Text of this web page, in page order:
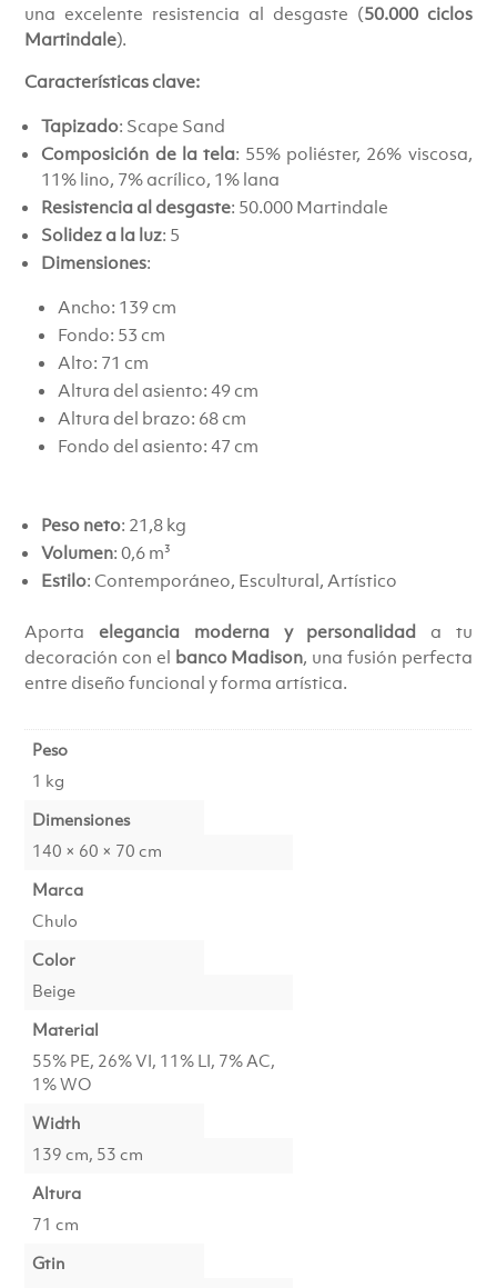
una excelente resistencia al desgaste (50.000 ciclos
Martindale).
Características clave:
Tapizado: Scape Sand
Composición de la tela: 55% poliéster, 26% viscosa,
11% lino, 7% acrílico, 1% lana
Resistencia al desgaste: 50.000 Martindale
Solidez a la luz: 5
Dimensiones:
Ancho: 139 cm
Fondo: 53 cm
Alto: 71 cm
Altura del asiento: 49 cm
Altura del brazo: 68 cm
Fondo del asiento: 47 cm
Peso neto: 21,8 kg
Volumen: 0,6 m³
Estilo: Contemporáneo, Escultural, Artístico
Aporta elegancia moderna y personalidad a tu
decoración con el banco Madison, una fusión perfecta
entre diseño funcional y forma artística.
Peso
1 kg
Dimensiones
140 × 60 × 70 cm
Marca
Chulo
Color
Beige
Material
55% PE, 26% VI, 11% LI, 7% AC,
1% WO
Width
139 cm, 53 cm
Altura
71 cm
Gtin